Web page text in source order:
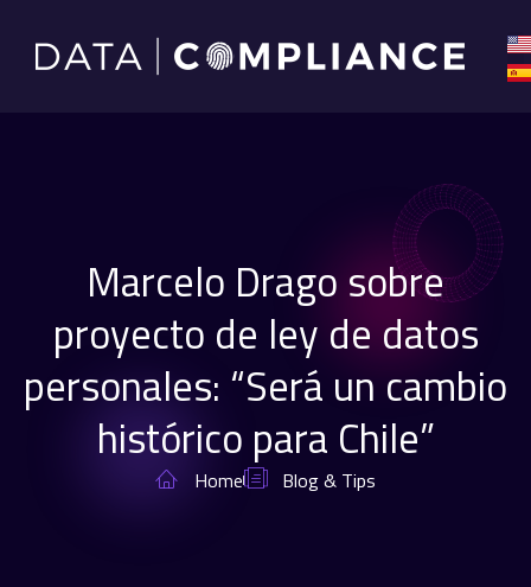
Marcelo Drago sobre
proyecto de ley de datos
personales: “Será un cambio
histórico para Chile”
Home Blog & Tips